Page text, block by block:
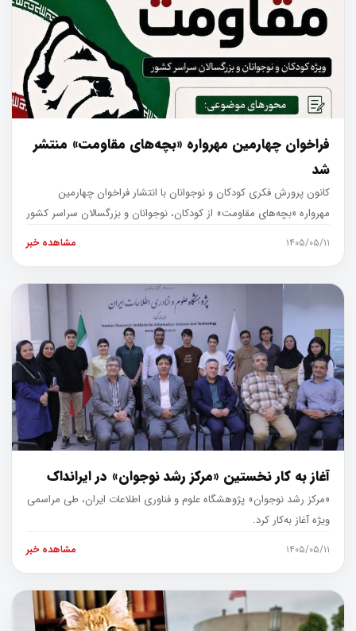
فراخوان چهارمین مهرواره «بچه‌های مقاومت» منتشر
شد
کانون پرورش فکری کودکان و نوجوانان با انتشار فراخوان چهارمین
مهرواره «بچه‌های مقاومت» از کودکان، نوجوانان و بزرگسالان سراسر کشور
۱۴۰۵/۰۵/۱۱ مشاهده خبر
آغاز به کار نخستین «مرکز رشد نوجوان» در ایرانداک
«مرکز رشد نوجوان» پژوهشگاه علوم و فناوری اطلاعات ایران، طی مراسمی
ویژه آغاز به‌کار کرد.
۱۴۰۵/۰۵/۱۱ مشاهده خبر